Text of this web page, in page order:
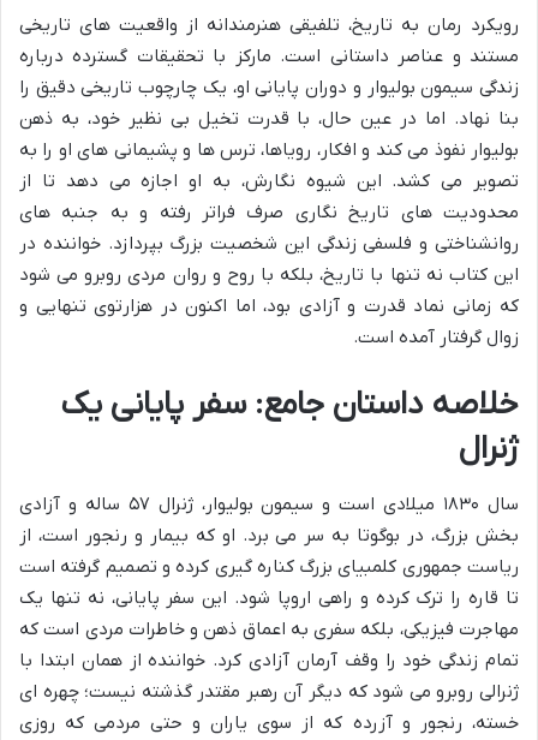
رویکرد رمان به تاریخ، تلفیقی هنرمندانه از واقعیت های تاریخی
مستند و عناصر داستانی است. مارکز با تحقیقات گسترده درباره
زندگی سیمون بولیوار و دوران پایانی او، یک چارچوب تاریخی دقیق را
بنا نهاد. اما در عین حال، با قدرت تخیل بی نظیر خود، به ذهن
بولیوار نفوذ می کند و افکار، رویاها، ترس ها و پشیمانی های او را به
تصویر می کشد. این شیوه نگارش، به او اجازه می دهد تا از
محدودیت های تاریخ نگاری صرف فراتر رفته و به جنبه های
روانشناختی و فلسفی زندگی این شخصیت بزرگ بپردازد. خواننده در
این کتاب نه تنها با تاریخ، بلکه با روح و روان مردی روبرو می شود
که زمانی نماد قدرت و آزادی بود، اما اکنون در هزارتوی تنهایی و
زوال گرفتار آمده است.
خلاصه داستان جامع: سفر پایانی یک
ژنرال
سال ۱۸۳۰ میلادی است و سیمون بولیوار، ژنرال ۵۷ ساله و آزادی
بخش بزرگ، در بوگوتا به سر می برد. او که بیمار و رنجور است، از
ریاست جمهوری کلمبیای بزرگ کناره گیری کرده و تصمیم گرفته است
تا قاره را ترک کرده و راهی اروپا شود. این سفر پایانی، نه تنها یک
مهاجرت فیزیکی، بلکه سفری به اعماق ذهن و خاطرات مردی است که
تمام زندگی خود را وقف آرمان آزادی کرد. خواننده از همان ابتدا با
ژنرالی روبرو می شود که دیگر آن رهبر مقتدر گذشته نیست؛ چهره ای
خسته، رنجور و آزرده که از سوی یاران و حتی مردمی که روزی